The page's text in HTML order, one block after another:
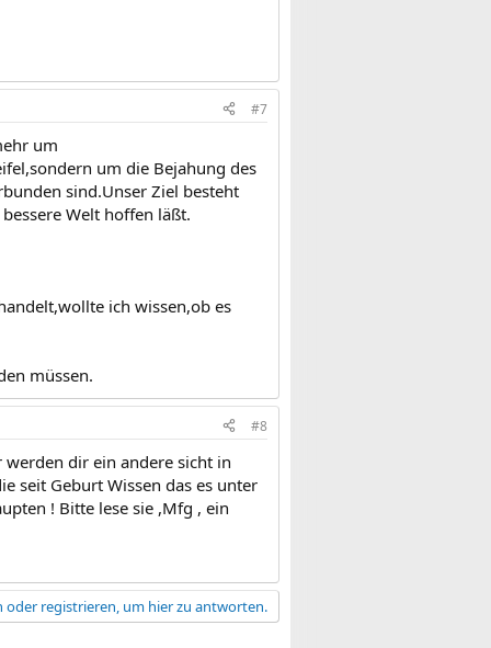
#7
um
um die Bejahung des
sind.Unser Ziel besteht
Welt hoffen läßt.
ich wissen,ob es
müssen.
#8
dir ein andere sicht in
seit Geburt Wissen das es unter
! Bitte lese sie ,Mfg , ein
oder registrieren, um hier zu antworten.